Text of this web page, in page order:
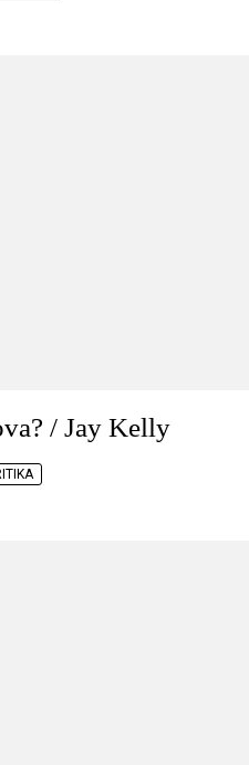
/ Jay Kelly